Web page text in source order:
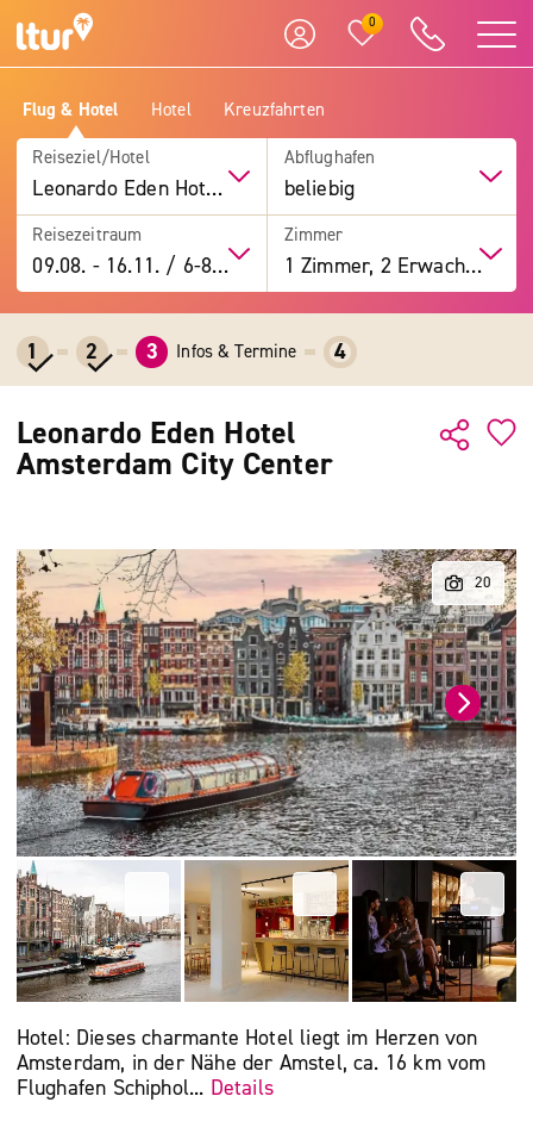
0
Flug & Hotel Hotel Kreuzfahrten
Reiseziel/Hotel
Leonardo Eden Hotel Amsterdam City Center
Abflughafen
beliebig
Reisezeitraum
09.08. -16.11. / 6-8 Tage
Zimmer
1 Zimmer, 2 Erwachsene
1 2 3 Infos & Termine 4
Leonardo Eden Hotel
Amsterdam City Center
Hotel: Dieses charmante Hotel liegt im Herzen von
Amsterdam, in der Nähe der Amstel, ca. 16 km vom
Flughafen Schiphol... Details